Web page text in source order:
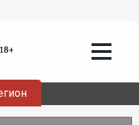
меньше
составляет